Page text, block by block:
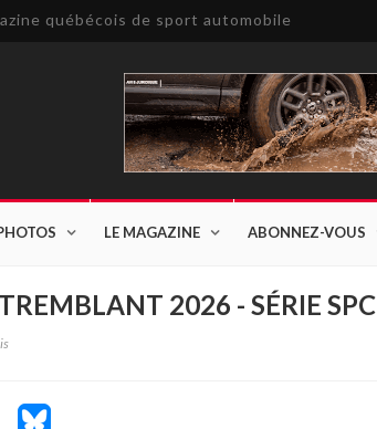
québécois de sport automobile
LE MAGAZINE ABONNEZ-VOUS
2026 - SÉRIE SPC